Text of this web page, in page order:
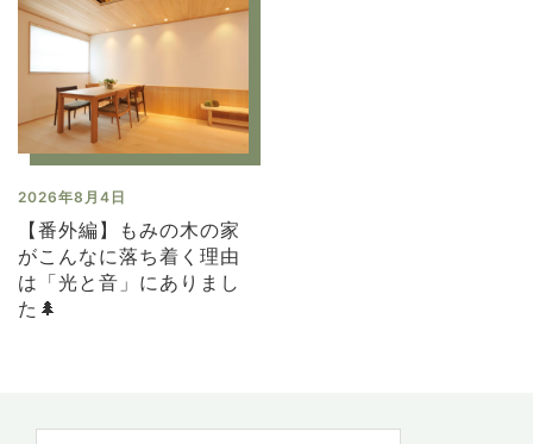
2026年8月4日
【番外編】もみの木の家
がこんなに落ち着く理由
は「光と音」にありまし
た🌲